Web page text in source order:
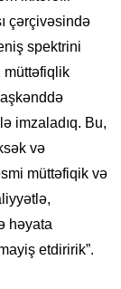
çərçivəsində
spektrini
müttəfiqlik
imzaladıq. Bu,
və
müttəfiqik və
həyata
etdiririk”.